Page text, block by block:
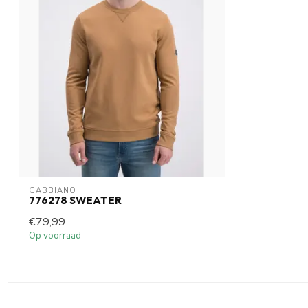
GABBIANO
776278 SWEATER
€79,99
Op voorraad